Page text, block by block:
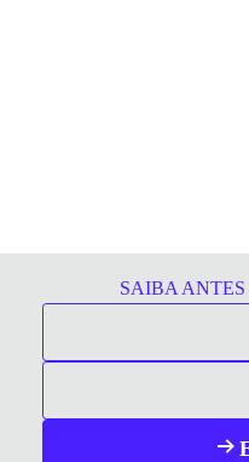
SAIBA